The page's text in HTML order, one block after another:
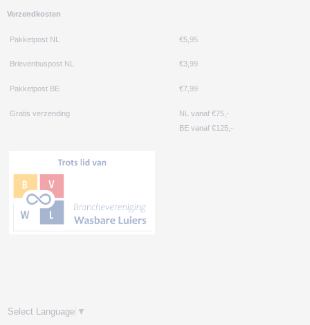
Verzendkosten
Pakketpost NL €5,95
Brievenbuspost NL €3,99
Pakketpost BE €7,99
Gratis verzending
NL vanaf €75,-
BE vanaf €125,-
Select Language ▼